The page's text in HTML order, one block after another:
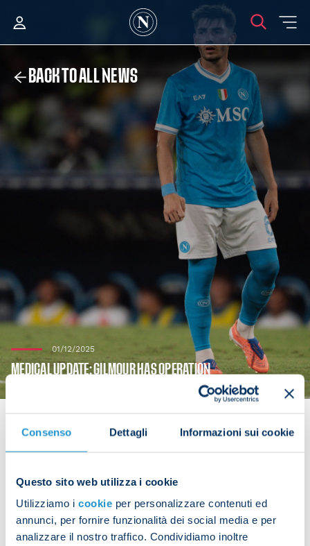
Consenso Dettagli Informazioni sui cookie
Questo sito web utilizza i cookie
Utilizziamo i cookie per personalizzare contenuti ed
annunci, per fornire funzionalità dei social media e per
analizzare il nostro traffico. Condividiamo inoltre
BACK TO ALL NEWS
01/12/2025
MEDICAL UPDATE: GILMOUR HAS OPERATION
Hospital in London today. The operation was
carried out by Ernst Schilders, with Napoli's
Gennaro De Luca in attendance.